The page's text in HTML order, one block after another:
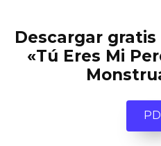
Descargar
«Tú Eres Mi